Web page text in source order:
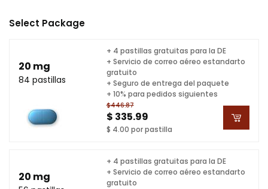
Select Package
20 mg
84 pastillas
$446.87
$ 335.99
$ 4.00 por pastilla
+ 4 pastillas gratuitas para la DE
+ Servicio de correo aéreo estandarto
gratuito
+ Seguro de entrega del paquete
+ 10% para pedidos siguientes
20 mg
+ 4 pastillas gratuitas para la DE
+ Servicio de correo aéreo estandarto
gratuito